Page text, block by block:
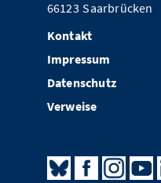
66123 Saarbrücken
Kontakt
Impressum
Datenschutz
Verweise